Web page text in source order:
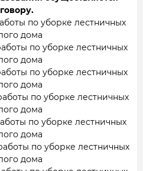
по уборке лестничных
дома
по уборке лестничных
дома
по уборке лестничных
дома
по уборке лестничных
дома
по уборке лестничных
дома
по уборке лестничных
дома